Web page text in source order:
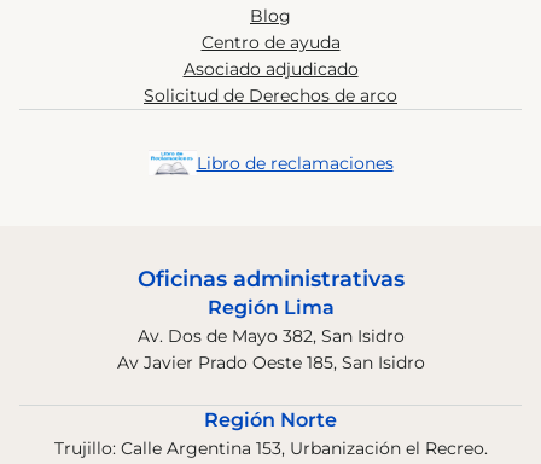
Blog
Centro de ayuda
Asociado adjudicado
Solicitud de Derechos de arco
Libro de reclamaciones
Oficinas administrativas
Región Lima
Av. Dos de Mayo 382, San Isidro
Av Javier Prado Oeste 185, San Isidro
Región Norte
Trujillo: Calle Argentina 153, Urbanización el Recreo.